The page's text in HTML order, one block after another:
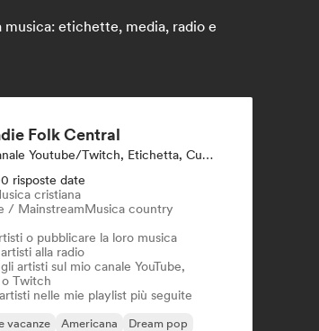
etichette, media, radio e
Folk Central
Canale Youtube/Twitch, Etichetta, Curatore Di Playlist, Stazione Radio
risposte date
cristiana
/ MainstreamMusica country
o pubblicare la loro musica
alla radio
artisti sul mio canale YouTube,
Twitch
nelle mie playlist più seguite
vacanze Americana
Dream pop